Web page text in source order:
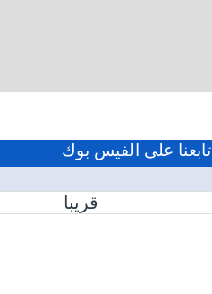
تابعنا على الفيس بوك
قريبا